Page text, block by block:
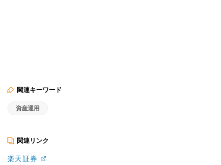
関連キーワード
資産運用
関連リンク
楽天証券